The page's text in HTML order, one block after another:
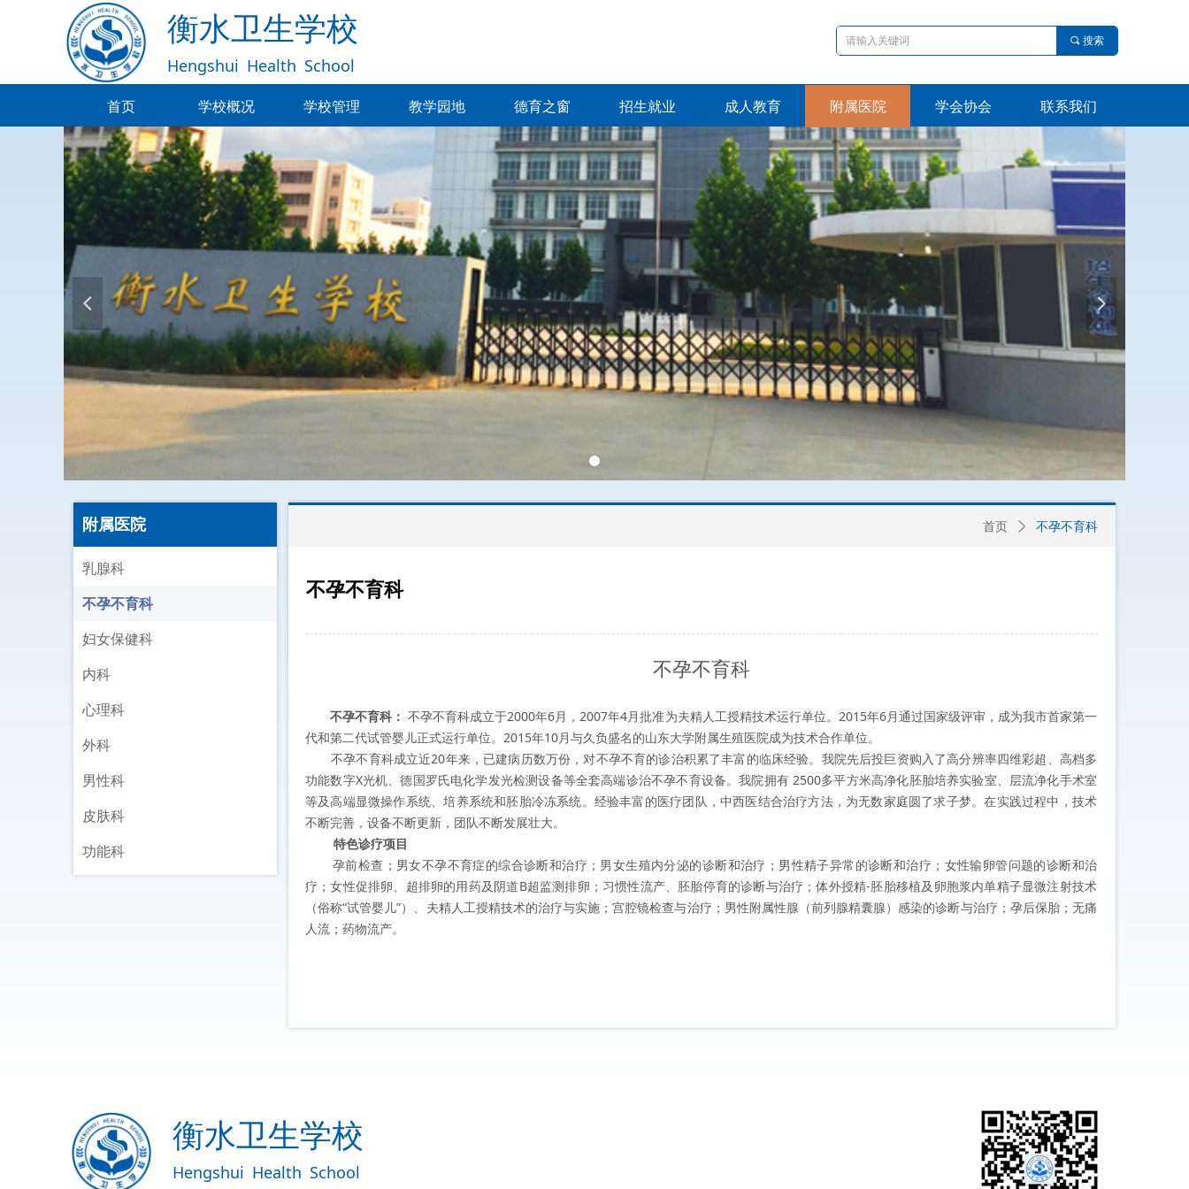
끠 搜索
衡水卫生学校
Hengshui Health School
首页
首页
学校概况
学校概况
学校管理 教学园地 德育之窗
德育之窗
招生就业
招生就业
成人教育
成人教育
附属医院
附属医院
学会协会
学会协会
联系我们
首页 ꄲ 不孕不育科
不孕不育科
不孕不育科
不孕不育科： 不孕不育科成立于2000年6月，2007年4月批准为夫精人工授精技术运行单位。2015年6月通过国家级评审，成为我市首家第一
代和第二代试管婴儿正式运行单位。2015年10月与久负盛名的山东大学附属生殖医院成为技术合作单位。
不孕不育科成立近20年来，已建病历数万份，对不孕不育的诊治积累了丰富的临床经验。我院先后投巨资购入了高分辨率四维彩超、高档多
功能数字X光机、德国罗氏电化学发光检测设备等全套高端诊治不孕不育设备。我院拥有 2500多平方米高净化胚胎培养实验室、层流净化手术室
等及高端显微操作系统、培养系统和胚胎冷冻系统。经验丰富的医疗团队，中西医结合治疗方法，为无数家庭圆了求子梦。在实践过程中，技术
不断完善，设备不断更新，团队不断发展壮大。
特色诊疗项目
孕前检查；男女不孕不育症的综合诊断和治疗；男女生殖内分泌的诊断和治疗；男性精子异常的诊断和治疗；女性输卵管问题的诊断和治
疗；女性促排卵、超排卵的用药及阴道B超监测排卵；习惯性流产、胚胎停育的诊断与治疗；体外授精-胚胎移植及卵胞浆内单精子显微注射技术
（俗称“试管婴儿”）、夫精人工授精技术的治疗与实施；宫腔镜检查与治疗；男性附属性腺（前列腺精囊腺）感染的诊断与治疗；孕后保胎；无痛
人流；药物流产。
넳 넲
附属医院
乳腺科
不孕不育科
妇女保健科
内科
心理科
外科
男性科
皮肤科
功能科
衡水卫生学校
Hengshui Health School